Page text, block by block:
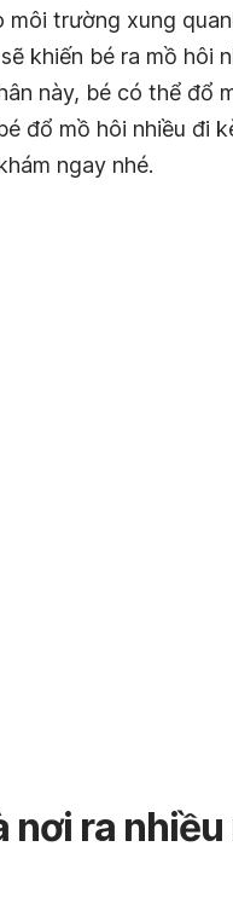
môi trường xung
khiến bé ra mồ hôi
này, bé có thể đổ
đổ mồ hôi nhiều đi
ngay nhé.
nơi ra